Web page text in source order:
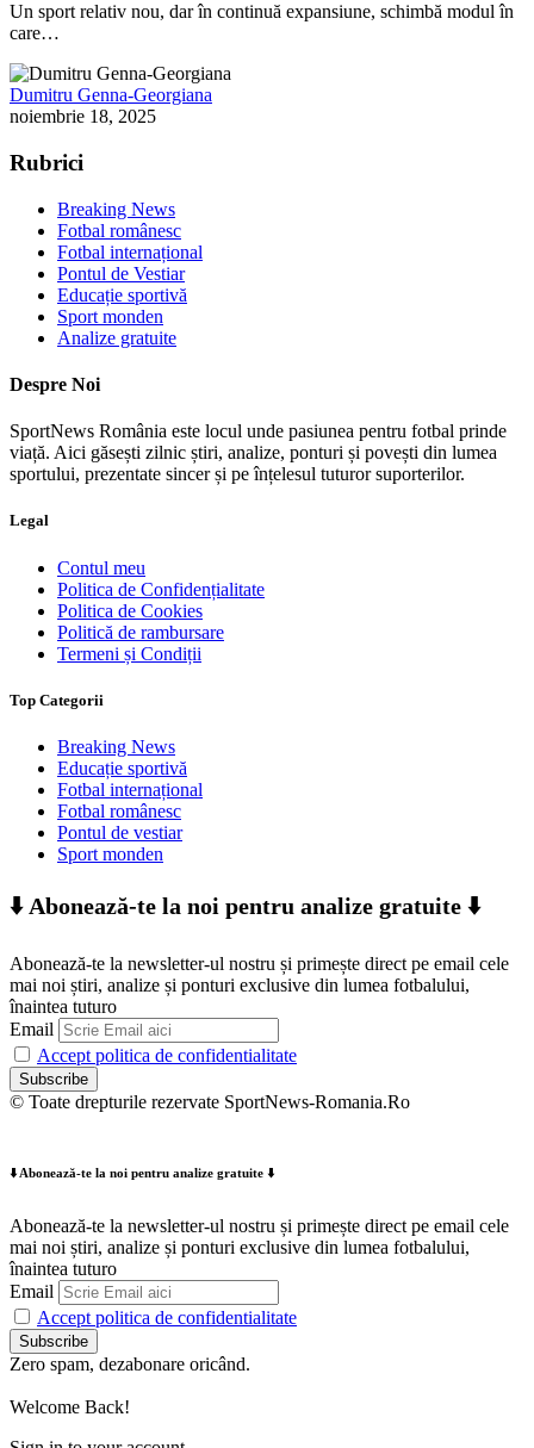
Un sport relativ nou, dar în continuă expansiune, schimbă modul în
care…
Dumitru Genna-Georgiana
noiembrie 18, 2025
Rubrici
Breaking News
Fotbal românesc
Fotbal internațional
Pontul de Vestiar
Educație sportivă
Sport monden
Analize gratuite
Despre Noi
SportNews România este locul unde pasiunea pentru fotbal prinde
viață. Aici găsești zilnic știri, analize, ponturi și povești din lumea
sportului, prezentate sincer și pe înțelesul tuturor suporterilor.
Legal
Contul meu
Politica de Confidențialitate
Politica de Cookies
Politică de rambursare
Termeni și Condiții
Top Categorii
Breaking News
Educație sportivă
Fotbal internațional
Fotbal românesc
Pontul de vestiar
Sport monden
⬇️ Abonează-te la noi pentru analize gratuite ⬇️
Abonează-te la newsletter-ul nostru și primește direct pe email cele
mai noi știri, analize și ponturi exclusive din lumea fotbalului,
înaintea tuturo
Email
Accept politica de confidentialitate
© Toate drepturile rezervate SportNews-Romania.Ro
⬇️ Abonează-te la noi pentru analize gratuite ⬇️
Abonează-te la newsletter-ul nostru și primește direct pe email cele
mai noi știri, analize și ponturi exclusive din lumea fotbalului,
înaintea tuturo
Email
Accept politica de confidentialitate
Zero spam, dezabonare oricând.
Welcome Back!